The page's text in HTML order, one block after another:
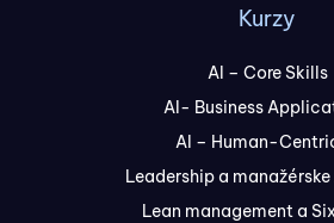
Kurzy
AI – Core Skills
AI- Business
AI – Human-
Leadership a
Lean management a